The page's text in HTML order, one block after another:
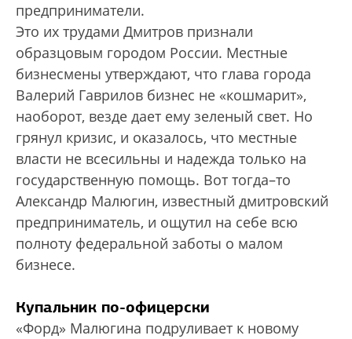
предприниматели.
Это их трудами Дмитров признали
образцовым городом России. Местные
бизнесмены утверждают, что глава города
Валерий Гаврилов бизнес не «кошмарит»,
наоборот, везде дает ему зеленый свет. Но
грянул кризис, и оказалось, что местные
власти не всесильны и надежда только на
государственную помощь. Вот тогда–то
Александр Малюгин, известный дмитровский
предприниматель, и ощутил на себе всю
полноту федеральной заботы о малом
бизнесе.
Купальник по-офицерски
«Форд» Малюгина подруливает к новому